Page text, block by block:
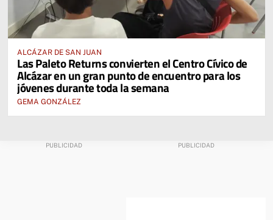
ALCÁZAR DE SAN JUAN
Las Paleto Returns convierten el Centro Cívico de
Alcázar en un gran punto de encuentro para los
jóvenes durante toda la semana
GEMA GONZÁLEZ